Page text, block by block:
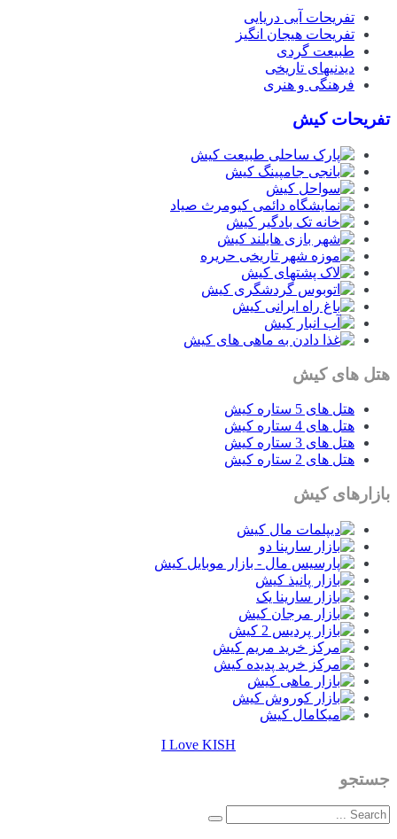
تفریحات آبی دریایی
تفریحات هیجان انگیز
طبیعت گردی
دیدنیهای تاریخی
فرهنگی و هنری
تفریحات کیش
هتل های کیش
هتل های 5 ستاره کیش
هتل های 4 ستاره کیش
هتل های 3 ستاره کیش
هتل های 2 ستاره کیش
بازارهای کیش
I Love KISH
جستجو